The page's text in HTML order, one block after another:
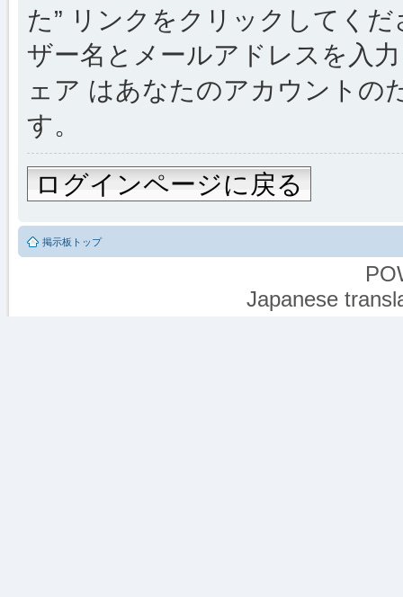
た” リンクをクリックしてく
ザー名とメールアドレスを入
ェア はあなたのアカウントの
す。
ログインページに戻る
掲示板トップ
Japanese